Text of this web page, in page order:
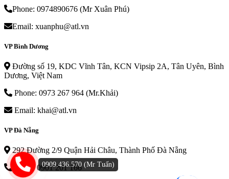
Phone: 0974890676 (Mr Xuân Phú)
Email: xuanphu@atl.vn
VP Bình Dương
Đường số 19, KDC Vĩnh Tân, KCN Vipsip 2A, Tân Uyên, Bình
Dương, Việt Nam
Phone: 0973 267 964 (Mr.Khải)
Email: khai@atl.vn
VP Đà Nẵng
292 Đường 2/9 Quận Hải Châu, Thành Phố Đà Nẵng
Phone: 0901 201 166
0909.436.570 (Mr Tuấn)